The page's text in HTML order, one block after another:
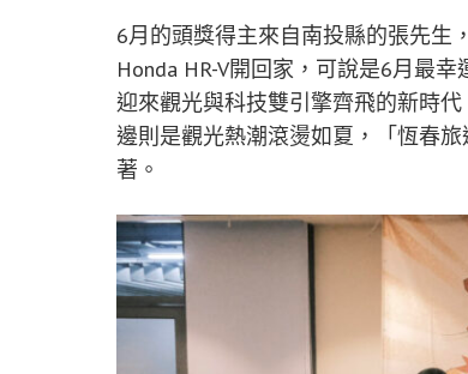
6月的頭獎得主來自南投縣的張先生
Honda HR-V開回家，可說是6月最
迎來觀光與科技雙引擎齊飛的新時
邊則是觀光熱潮滾燙如夏，「恆春
著。